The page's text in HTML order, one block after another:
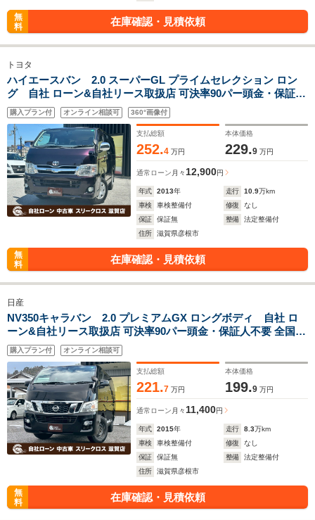
無
料
在庫確認・見積依頼
トヨタ
ハイエースバン 2.0 スーパーGL プライムセレクション ロン
グ 自社 ローン&自社リース取扱店 可決率90パー頭金・保証人
不要 全国対応 信用情報回復 新車自社 ローン 高 級車 自社 ロー
ン(残価設定可) 自営業OK 最大120回払い ローン 相 談 窓口 自
社大型整備工場 仮審査可
購入プラン付 オンライン相談可 360°画像付
支払総額
252.4 万円
本体価格
229.9 万円
通常ローン 月々 12,900円
年式 2013年 走行 10.9万km
車検
車検整備付 修復
なし
保証
保証無 整備
法定整備付
住所
滋賀県彦根市
無
料
在庫確認・見積依頼
日産
NV350キャラバン 2.0 プレミアムGX ロングボディ 自社 ロ
ーン&自社リース取扱店 可決率90パー頭金・保証人不要 全国対
応 信用情報回復 新車自社 ローン 高 級車 自社 ローン(残価設定
可) 自営業OK 最大120回払い ローン 相 談 窓口 自社大型整備工
場 仮審査可
購入プラン付 オンライン相談可
支払総額
221.7 万円
本体価格
199.9 万円
通常ローン 月々 11,400円
年式 2015年 走行 8.3万km
車検
車検整備付 修復
なし
保証
保証無 整備
法定整備付
住所
滋賀県彦根市
無
料
在庫確認・見積依頼